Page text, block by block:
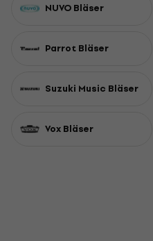
NUVO Bläser
Parrot Bläser
Suzuki Music Bläser
Vox Bläser